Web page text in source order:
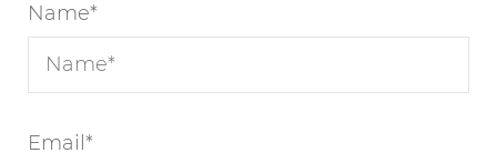
Name*
Email *